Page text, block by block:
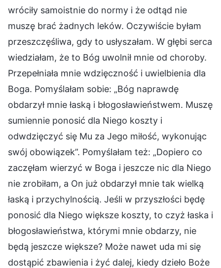
wróciły samoistnie do normy i że odtąd nie
muszę brać żadnych leków. Oczywiście byłam
przeszczęśliwa, gdy to usłyszałam. W głębi serca
wiedziałam, że to Bóg uwolnił mnie od choroby.
Przepełniała mnie wdzięczność i uwielbienia dla
Boga. Pomyślałam sobie: „Bóg naprawdę
obdarzył mnie łaską i błogosławieństwem. Muszę
sumiennie ponosić dla Niego koszty i
odwdzięczyć się Mu za Jego miłość, wykonując
swój obowiązek”. Pomyślałam też: „Dopiero co
zaczęłam wierzyć w Boga i jeszcze nic dla Niego
nie zrobiłam, a On już obdarzył mnie tak wielką
łaską i przychylnością. Jeśli w przyszłości będę
ponosić dla Niego większe koszty, to czyż łaska i
błogosławieństwa, którymi mnie obdarzy, nie
będą jeszcze większe? Może nawet uda mi się
dostąpić zbawienia i żyć dalej, kiedy dzieło Boże